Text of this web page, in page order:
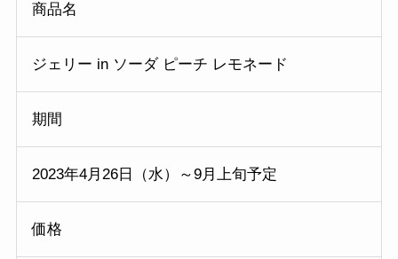
商品名
ジェリー in ソーダ ピーチ レモネード
期間
2023年4月26日（水）～9月上旬予定
価格